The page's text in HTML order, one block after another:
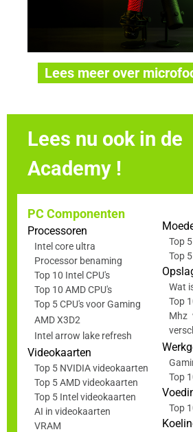
Lees meer over
Lees nu ook in de
Academy !
PC Componenten
Processoren
Intel core ultra
Processor benaming
Top 10 Intel CPU's
Top 10 AMD CPU's
Top 5 CPU's voor Gaming
AMD X3D2
Intel arrow lake refresh
Videokaarten
Top 5 NVIDIA videokaarten
Top 5 AMD videokaarten
Top 5 Intel videokaarten
AI in videokaarten
VRAM
Top
Top
Wat
Top
Mhz
Top
Top